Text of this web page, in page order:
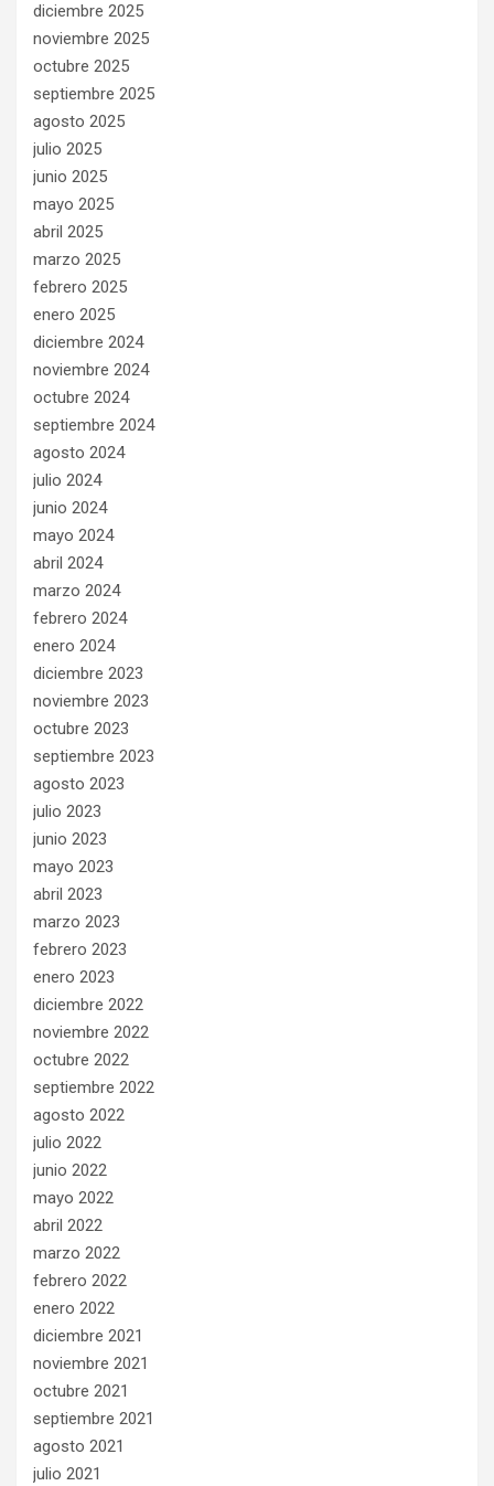
diciembre 2025
noviembre 2025
octubre 2025
septiembre 2025
agosto 2025
julio 2025
junio 2025
mayo 2025
abril 2025
marzo 2025
febrero 2025
enero 2025
diciembre 2024
noviembre 2024
octubre 2024
septiembre 2024
agosto 2024
julio 2024
junio 2024
mayo 2024
abril 2024
marzo 2024
febrero 2024
enero 2024
diciembre 2023
noviembre 2023
octubre 2023
septiembre 2023
agosto 2023
julio 2023
junio 2023
mayo 2023
abril 2023
marzo 2023
febrero 2023
enero 2023
diciembre 2022
noviembre 2022
octubre 2022
septiembre 2022
agosto 2022
julio 2022
junio 2022
mayo 2022
abril 2022
marzo 2022
febrero 2022
enero 2022
diciembre 2021
noviembre 2021
octubre 2021
septiembre 2021
agosto 2021
julio 2021